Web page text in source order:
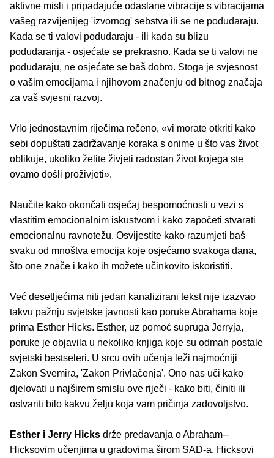
aktivne misli i pripadajuće oda­slane vibracije s vibracijama
vašeg razvijenijeg 'izvornog' sebstva ili se ne podudaraju.
Kada se ti valovi podudaraju - ili kada su blizu
podudaranja - osjećate se prekrasno. Kada se ti valovi ne
poduda­raju, ne osjećate se baš dobro. Stoga je svjesnost
o vašim emocijama i njihovom značenju od bitnog značaja
za vaš svjesni razvoj.
Vrlo jednostavnim riječima rečeno, «vi morate otkriti kako
sebi dopuštati zadržavanje koraka s onime u što vas život
oblikuje, ukoliko želite ži­vjeti radostan život kojega ste
ovamo došli proživjeti».
Naučite kako okončati osjećaj bespomoćnosti u vezi s
vlastitim emocionalnim iskustvom i kako započeti stvarati
emocionalnu ravnotežu. Osvijestite kako razumjeti baš
svaku od mnoštva emocija koje osjećamo svakoga dana,
što one znače i kako ih možete učinkovito iskoristiti.
Već desetljećima niti jedan kanalizirani tekst nije izazvao
takvu pažnju svjetske javnosti kao poruke Abrahama koje
prima Esther Hicks. Esther, uz pomoć supruga Jerryja,
poruke je objavila u nekoliko knjiga koje su odmah postale
svjetski bestseleri. U srcu ovih učenja leži najmoćniji
Zakon Svemira, 'Zakon Privlačenja'. Ono nas uči kako
djelovati u najširem smislu ove riječi - kako biti, činiti ili
ostvariti bilo kakvu želju koja vam pričinja zadovoljstvo.
Esther i Jerry Hicks drže predavanja o Abraham--
Hicksovim učenjima u gradovima širom SAD-a. Hicksovi